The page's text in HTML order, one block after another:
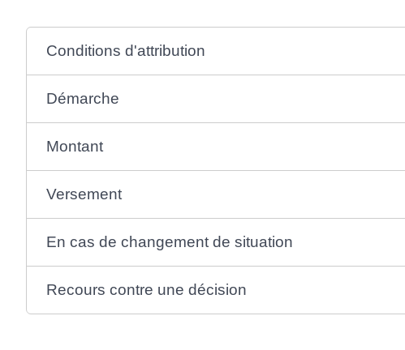
Conditions d'attribution
Démarche
Montant
Versement
En cas de changement de situation
Recours contre une décision